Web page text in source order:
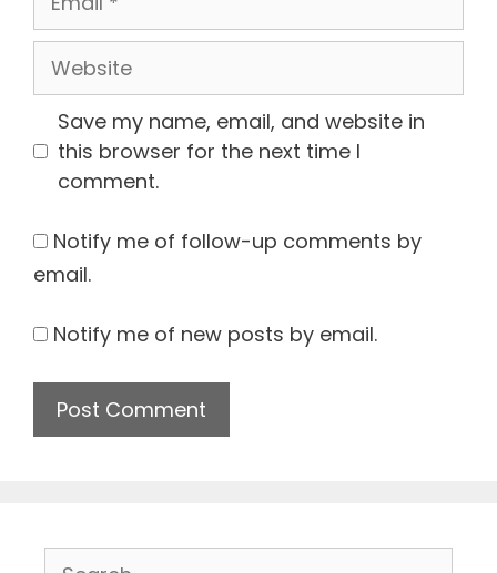
Website
Save my name, email, and website in
this browser for the next time I
comment.
Notify me of follow-up comments by
email.
Notify me of new posts by email.